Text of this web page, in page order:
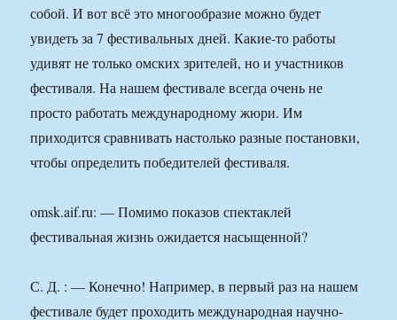
собой. И вот всё это многообразие можно будет
увидеть за 7 фестивальных дней. Какие-то работы
удивят не только омских зрителей, но и участников
фестиваля. На нашем фестивале всегда очень не
просто работать международному жюри. Им
приходится сравнивать настолько разные постановки,
чтобы определить победителей фестиваля.
omsk.aif.ru: — Помимо показов спектаклей
фестивальная жизнь ожидается насыщенной?
С. Д. : — Конечно! Например, в первый раз на нашем
фестивале будет проходить международная научно-